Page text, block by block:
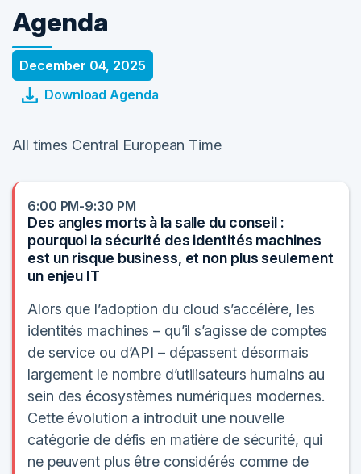
Agenda
December 04, 2025
Download Agenda
All times Central European Time
6:00 PM-9:30 PM
Des angles morts à la salle du conseil :
pourquoi la sécurité des identités machines
est un risque business, et non plus seulement
un enjeu IT
Alors que l’adoption du cloud s’accélère, les
identités machines – qu’il s’agisse de comptes
de service ou d’API – dépassent désormais
largement le nombre d’utilisateurs humains au
sein des écosystèmes numériques modernes.
Cette évolution a introduit une nouvelle
catégorie de défis en matière de sécurité, qui
ne peuvent plus être considérés comme de